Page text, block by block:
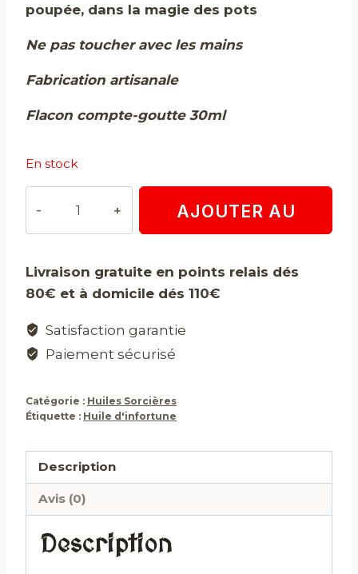
poupée, dans la magie des pots
Ne pas toucher avec les mains
Fabrication artisanale
Flacon compte-goutte 30ml
En stock
Huile
AJOUTER AU
Livraison gratuite en points relais dés
80€ et à domicile dés 110€
Satisfaction garantie
Paiement sécurisé
Catégorie : Huiles Sorcières
Étiquette : Huile d'infortune
Description
Avis (0)
Description